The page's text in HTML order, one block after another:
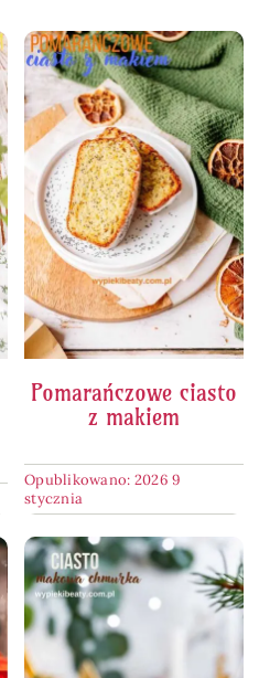
Pomarańczowe ciasto
z makiem
Opublikowano: 2026 9
stycznia